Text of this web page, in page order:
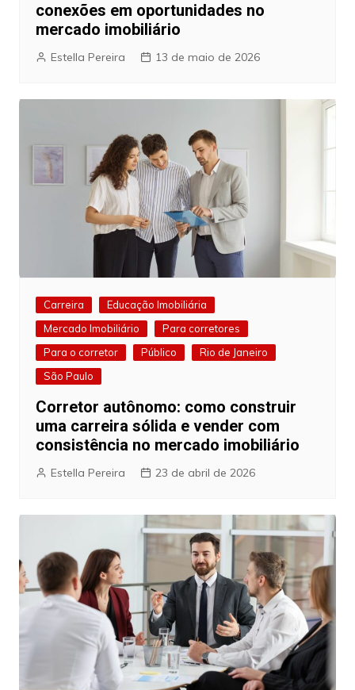
conexões em oportunidades no
mercado imobiliário
Estella Pereira 13 de maio de 2026
Carreira
Educação Imobiliária
Mercado Imobiliário
Para corretores
Para o corretor
Público
Rio de Janeiro
São Paulo
Corretor autônomo: como construir
uma carreira sólida e vender com
consistência no mercado imobiliário
Estella Pereira 23 de abril de 2026